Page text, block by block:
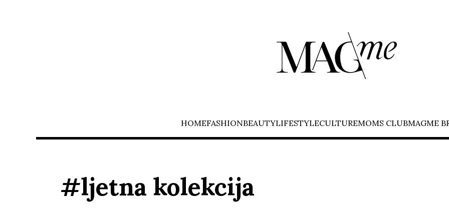
HOMEFASHIONBEAUTYLIFESTYLECULTUREMOMS CLUBMAGME
#ljetna kolekcija